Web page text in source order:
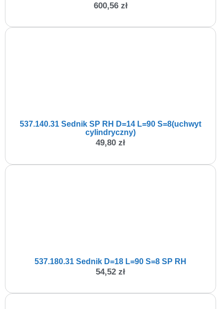
600,56 zł
537.140.31 Sednik SP RH D=14 L=90 S=8(uchwyt
cylindryczny)
49,80 zł
537.180.31 Sednik D=18 L=90 S=8 SP RH
54,52 zł